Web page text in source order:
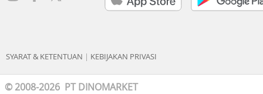
SYARAT & KETENTUAN | KEBIJAKAN PRIVASI
© 2008-2026 PT DINOMARKET